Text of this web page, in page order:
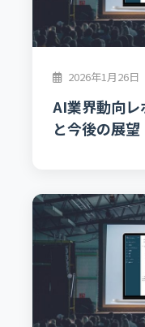
2026年1月26日
AI業界動向
と今後の展望